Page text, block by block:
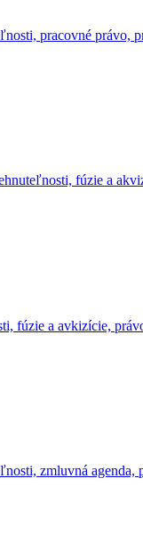
pracovné právo,
fúzie a
fúzie a avkizície,
zmluvná